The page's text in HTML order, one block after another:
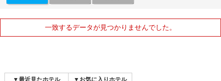
一致するデータが見つかりませんでした。
▼最近見たホテル ▼お気に入りホテル